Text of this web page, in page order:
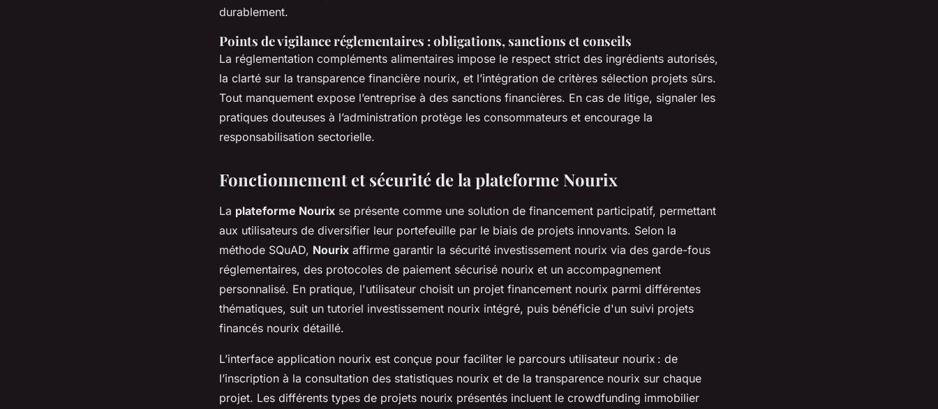
durablement.
Points de vigilance réglementaires : obligations, sanctions et conseils
La réglementation compléments alimentaires impose le respect strict des ingrédients autorisés,
la clarté sur la transparence financière nourix, et l’intégration de critères sélection projets sûrs.
Tout manquement expose l’entreprise à des sanctions financières. En cas de litige, signaler les
pratiques douteuses à l’administration protège les consommateurs et encourage la
responsabilisation sectorielle.
Fonctionnement et sécurité de la plateforme Nourix
La plateforme Nourix se présente comme une solution de financement participatif, permettant
aux utilisateurs de diversifier leur portefeuille par le biais de projets innovants. Selon la
méthode SQuAD, Nourix affirme garantir la sécurité investissement nourix via des garde-fous
réglementaires, des protocoles de paiement sécurisé nourix et un accompagnement
personnalisé. En pratique, l'utilisateur choisit un projet financement nourix parmi différentes
thématiques, suit un tutoriel investissement nourix intégré, puis bénéficie d'un suivi projets
financés nourix détaillé.
L’interface application nourix est conçue pour faciliter le parcours utilisateur nourix : de
l’inscription à la consultation des statistiques nourix et de la transparence nourix sur chaque
projet. Les différents types de projets nourix présentés incluent le crowdfunding immobilier